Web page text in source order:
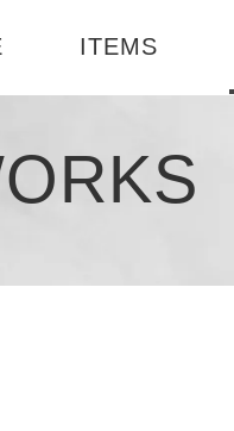
1DAY模様替え
ミナー
ITEMS
書籍